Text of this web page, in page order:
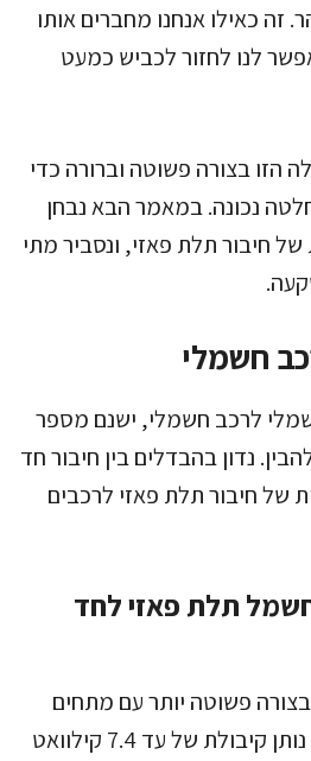
זה כאילו אנחנו מחברים אותו
לנו לחזור לכביש כמעט
הזו בצורה פשוטה וברורה כדי
נכונה. במאמר הבא נבחן
של חיבור תלת פאזי, ונסביר מתי
חשמלי
לרכב חשמלי, ישנם מספר
נדון בהבדלים בין חיבור חד
של חיבור תלת פאזי לרכבים
חשמל תלת פאזי לחד
פשוטה יותר עם מתחים
נמוכים. בדרך כלל, הוא נותן קיבולת של עד 7.4 קילוואט